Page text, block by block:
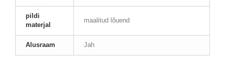
pildi
materjal
maalitud lõuend
Alusraam Jah